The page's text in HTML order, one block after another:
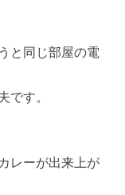
と同じ部屋の電
です。
レーが出来上が